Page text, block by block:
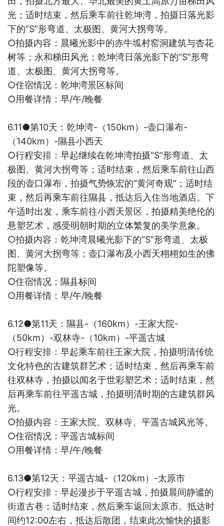
光；适时结束，然后乘车前往乾坤湾，拍摄日落光影
下的“S”形弯道、太极图、黄河大拐弯等。
○拍摄内容： 晨曦光影中的赤牛坬村窑洞建筑与杏花
树等；永和梯田风光；乾坤湾日落光影下的“S”形弯
道、太极图、黄河大拐弯等。
○住宿情况： 乾坤湾景区标间
○用餐详情：早/午/晚餐
6.11●第10天：乾坤湾- （150km） -壶口瀑布-
（140km） -隰县小西天
○行程安排：早起继续在乾坤湾拍摄“S”形弯道、太
极图、黄河大拐弯等；适时结束，然后乘车前往山西
段的壶口瀑布，拍摄气势恢宏的“黄河奇观”；适时结
束，然后再乘车前往隰县，抵达后入住当地酒店。下
午适时出发，乘车前往小西天景区，拍摄精美绝伦的
悬塑艺术，感受明朝时期的立体繁复的美学意象。
○拍摄内容： 乾坤湾晨曦光影下的“S”形弯道、太极
图、黄河大拐弯等；壶口瀑布及小西天栩栩如生的佛
陀塑像等。
○住宿情况： 隰县标间
○用餐详情：早/午/晚餐
6.12●第11天：隰县- （160km） -王家大院-
（50km） -双林寺- （10km） -平遥古城
○行程安排：早起乘车前往王家大院，拍摄明清传统
文化特色的古建筑群艺术；适时结束，然后再乘车前
往双林寺，拍摄以闻名于世彩塑艺术；适时结束，然
后再乘车前往平遥古城，拍摄明清时期的古建筑群风
光。
○拍摄内容： 王家大院、双林寺、平遥古城风光等。
○住宿情况： 平遥古城标间
○用餐详情：早/午/晚餐
6.13●第12天：平遥古城- （120km） -太原市
○行程安排：早起漫步于平遥古城，拍摄晨间静谧的
街道古巷；适时结束，然后乘车返回太原市。抵达时
间约12:00左右，抵达后散团，结束此次愉快的摄影